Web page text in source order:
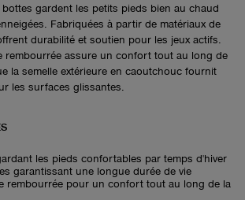
gardent les petits pieds bien au chaud
Fabriquées à partir de matériaux de
durabilité et soutien pour les jeux actifs.
rembourrée assure un confort tout au long de
la semelle extérieure en caoutchouc fournit
les surfaces glissantes.
les pieds confortables par temps d'hiver
garantissant une longue durée de vie
rembourrée pour un confort tout au long de la